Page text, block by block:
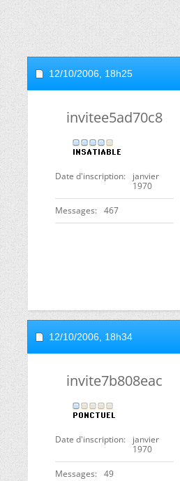
12/10/2006, 18h25
invitee5ad70c8
Date d'inscription
janvier
1970
Messages 467
12/10/2006, 18h34
invite7b808eac
Date d'inscription
janvier
1970
Messages 49